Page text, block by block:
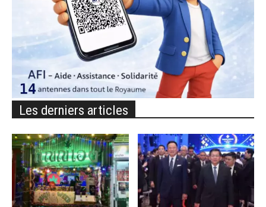
Les derniers articles